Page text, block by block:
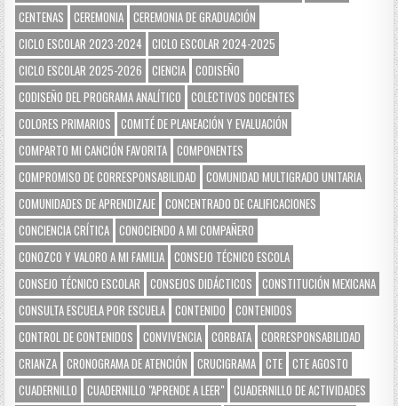
CENTENAS
CEREMONIA CEREMONIA DE GRADUACIÓN
CICLO ESCOLAR 2023-2024
CICLO ESCOLAR 2024-2025
CICLO ESCOLAR 2025-2026
CIENCIA CODISEÑO
CODISEÑO DEL PROGRAMA ANALÍTICO
COLECTIVOS DOCENTES
COLORES PRIMARIOS
COMITÉ DE PLANEACIÓN Y EVALUACIÓN
COMPARTO MI CANCIÓN FAVORITA COMPONENTES
COMPROMISO DE CORRESPONSABILIDAD
COMUNIDAD MULTIGRADO UNITARIA
COMUNIDADES DE APRENDIZAJE CONCENTRADO DE CALIFICACIONES
CONCIENCIA CRÍTICA CONOCIENDO A MI COMPAÑERO
CONOZCO Y VALORO A MI FAMILIA CONSEJO TÉCNICO ESCOLA
CONSEJO TÉCNICO ESCOLAR
CONSEJOS DIDÁCTICOS
CONSTITUCIÓN MEXICANA
CONSULTA ESCUELA POR ESCUELA CONTENIDO
CONTENIDOS
CONTROL DE CONTENIDOS
CONVIVENCIA CORBATA CORRESPONSABILIDAD
CRIANZA CRONOGRAMA DE ATENCIÓN CRUCIGRAMA CTE CTE AGOSTO
CUADERNILLO
CUADERNILLO "APRENDE A LEER" CUADERNILLO DE ACTIVIDADES